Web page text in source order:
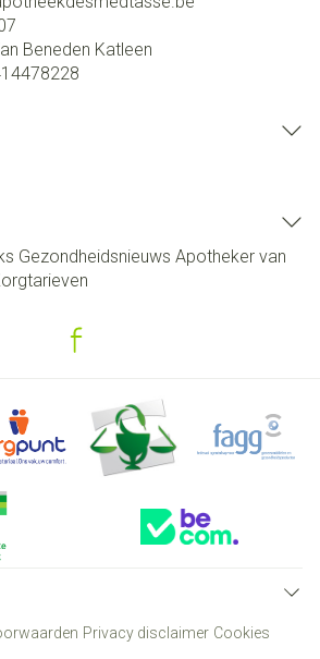
Beneden Katleen
Gezondheidsnieuws Apotheker van
Privacy disclaimer Cookies